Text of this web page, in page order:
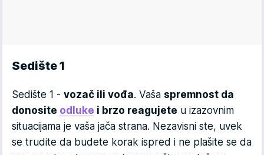
Sedište 1
Sedište 1 - vozač ili vođa. Vaša spremnost da
donosite odluke i brzo reagujete u izazovnim
situacijama je vaša jača strana. Nezavisni ste, uvek
se trudite da budete korak ispred i ne plašite se da